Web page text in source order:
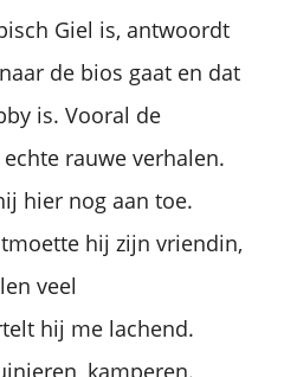
Giel is, antwoordt
de bios gaat en dat
is. Vooral de
rauwe verhalen.
hier nog aan toe.
hij zijn vriendin,
veel
hij me lachend.
kamperen.